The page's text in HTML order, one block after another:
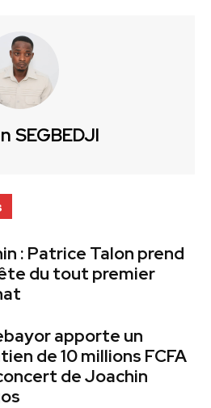
SEGBEDJI
: Patrice Talon prend
du tout premier
apporte un
de 10 millions FCFA
de Joachin